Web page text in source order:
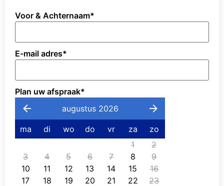
Voor & Achternaam*
E-mail adres*
Plan uw afspraak*
augustus 2026
ma di wo do vr za
zo
1
2
3
4 5 6 7 8
9
10
11 12 13 14 15
16
17
18 19 20 21 22
23